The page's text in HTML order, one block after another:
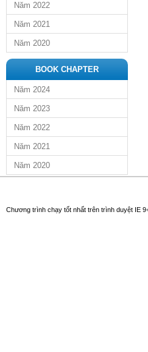
Năm 2022
Năm 2021
Năm 2020
BOOK CHAPTER
Năm 2024
Năm 2023
Năm 2022
Năm 2021
Năm 2020
Chương trình chạy tốt nhất trên trình duyệt IE